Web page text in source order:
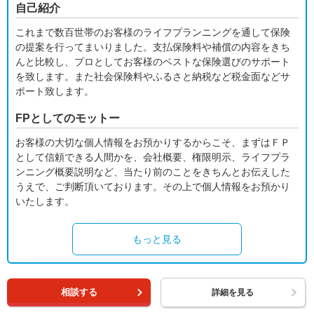
自己紹介
これまで数百世帯のお客様のライフプランニングを通して保険
の提案を行ってまいりました。支払保険料や補償の内容をきち
んと比較し、プロとしてお客様のベストな保険選びのサポート
を致します。また社会保険料やふるさと納税など税金面などサ
ポート致します。
FPとしてのモットー
お客様の大切な個人情報をお預かりするからこそ、まずはＦＰ
として信頼できる人間かを、会社概要、権限明示、ライフプラ
ンニング概要説明など、当たり前のことをきちんとお伝えした
うえで、ご判断頂いております。その上で個人情報をお預かり
いたします。
もっと見る
相談する 詳細を見る